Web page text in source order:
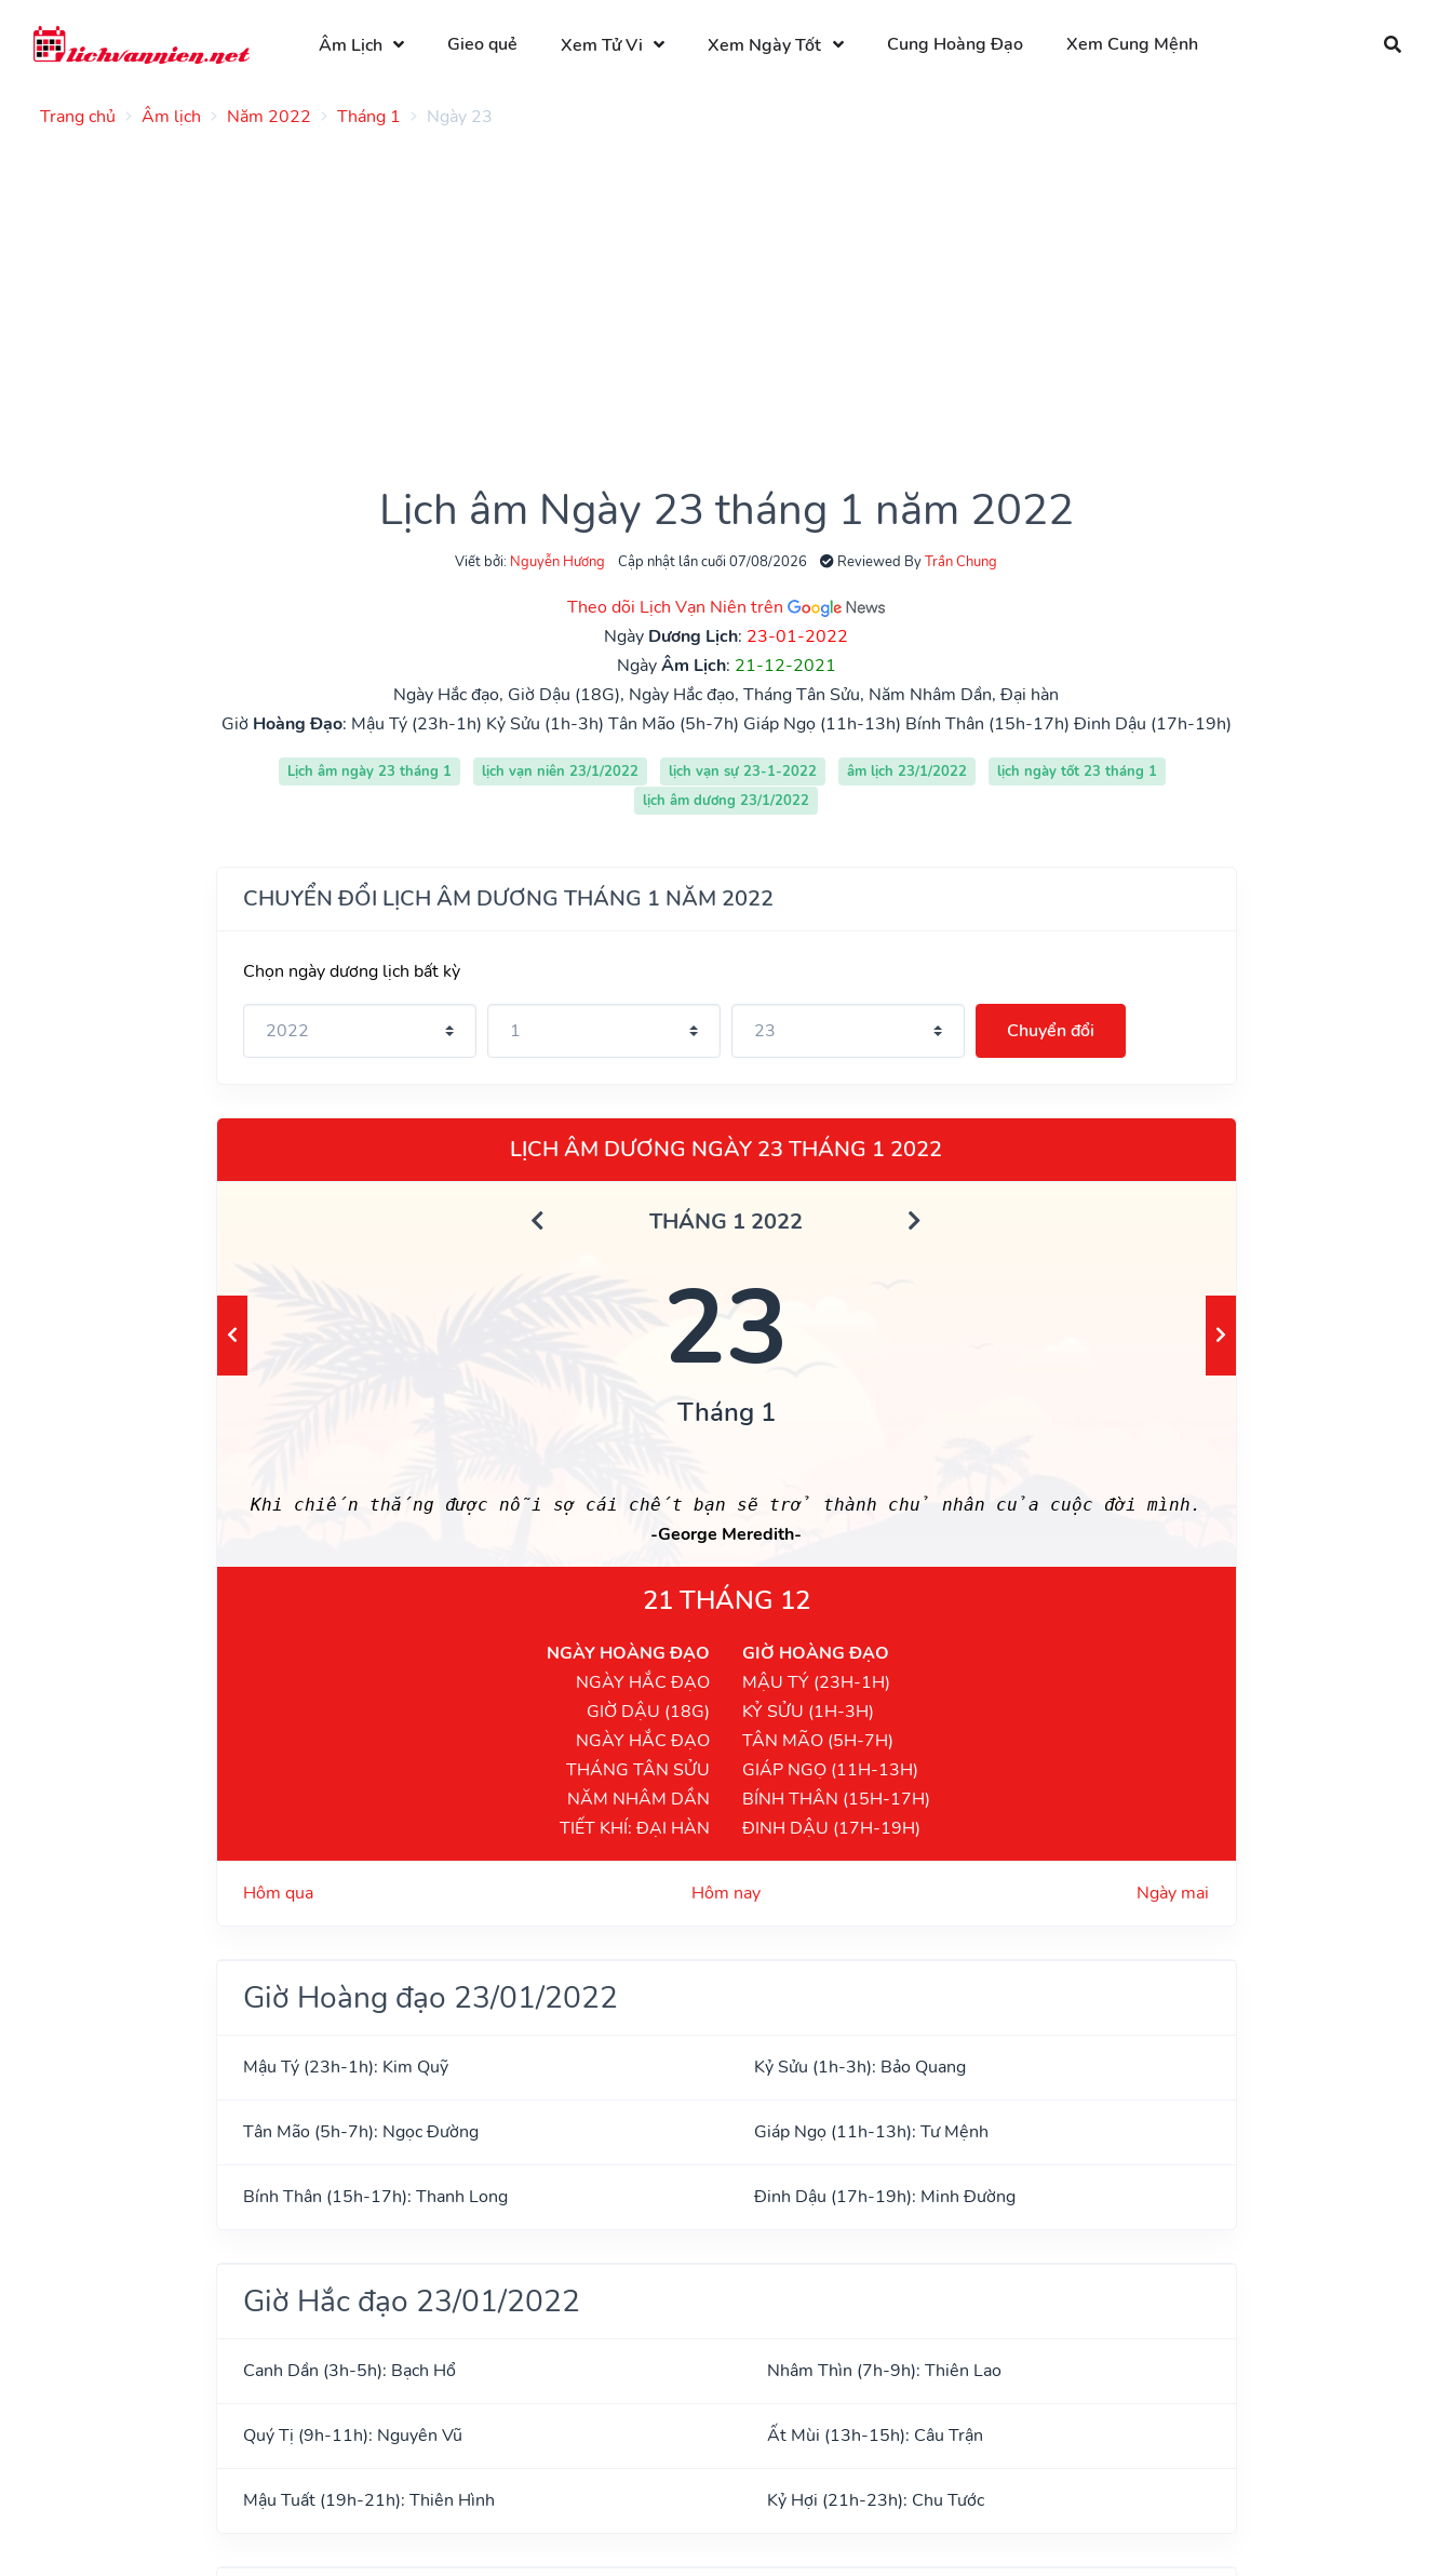
Âm Lịch Gieo quẻ Xem Tử Vi Xem Ngày Tốt Cung Hoàng Đạo Xem Cung Mệnh
Trang chủ Âm lịch Năm 2022 Tháng 1 Ngày 23
Lịch âm Ngày 23 tháng 1 năm 2022
Viết bởi: Nguyễn Hương Cập nhật lần cuối 07/08/2026 Reviewed ByTrần Chung
Theo dõi Lịch Vạn Niên trên
Ngày Dương Lịch: 23-01-2022
NgàyÂm Lịch: 21-12-2021
Ngày Hắc đạo, Giờ Dậu (18G), Ngày Hắc đạo, Tháng Tân Sửu, Năm Nhâm Dần, Đại hàn
Giờ Hoàng Đạo: Mậu Tý (23h-1h) Kỷ Sửu (1h-3h) Tân Mão (5h-7h) Giáp Ngọ (11h-13h) Bính Thân (15h-17h) Đinh Dậu (17h-19h)
Lịch âm ngày 23 tháng 1 lịch vạn niên 23/1/2022 lịch vạn sự 23-1-2022 âm lịch 23/1/2022
lịch ngày tốt 23 tháng 1
lịch âm dương 23/1/2022
CHUYỂN ĐỔI LỊCH ÂM DƯƠNG THÁNG 1 NĂM 2022
Chọn ngày dương lịch bất kỳ
Chuyển đổi
LỊCH ÂM DƯƠNG NGÀY 23 THÁNG 1 2022
THÁNG 1 2022
23
Tháng 1
Khi chiến thắng được nỗi sợ cái chết bạn sẽ trở thành chủ nhân của cuộc đời mình.
-George Meredith-
21 THÁNG 12
NGÀY HOÀNG ĐẠO
NGÀY HẮC ĐẠO
GIỜ DẬU (18G)
NGÀY HẮC ĐẠO
THÁNG TÂN SỬU
NĂM NHÂM DẦN
TIẾT KHÍ: ĐẠI HÀN
GIỜ HOÀNG ĐẠO
MẬU TÝ (23H-1H)
KỶ SỬU (1H-3H)
TÂN MÃO (5H-7H)
GIÁP NGỌ (11H-13H)
BÍNH THÂN (15H-17H)
ĐINH DẬU (17H-19H)
Hôm qua Hôm nay Ngày mai
Giờ Hoàng đạo 23/01/2022
Mậu Tý (23h-1h): Kim Quỹ Kỷ Sửu (1h-3h): Bảo Quang
Tân Mão (5h-7h): Ngọc Đường Giáp Ngọ (11h-13h): Tư Mệnh
Bính Thân (15h-17h): Thanh Long Đinh Dậu (17h-19h): Minh Đường
Giờ Hắc đạo 23/01/2022
Canh Dần (3h-5h): Bạch Hổ Nhâm Thìn (7h-9h): Thiên Lao
Quý Tị (9h-11h): Nguyên Vũ Ất Mùi (13h-15h): Câu Trận
Mậu Tuất (19h-21h): Thiên Hình Kỷ Hợi (21h-23h): Chu Tước